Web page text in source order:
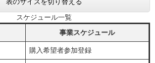
スケジュール一覧
事業スケジュール
購入希望者参加登録